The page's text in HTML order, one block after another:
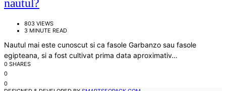
nautul?
803 VIEWS
3 MINUTE READ
Nautul mai este cunoscut si ca fasole Garbanzo sau fasole
egipteana, si a fost cultivat prima data aproximativ…
0 SHARES
0
0